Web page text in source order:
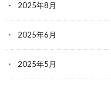
2025年8月
2025年6月
2025年5月